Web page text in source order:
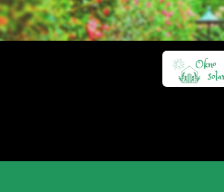
Skip
to